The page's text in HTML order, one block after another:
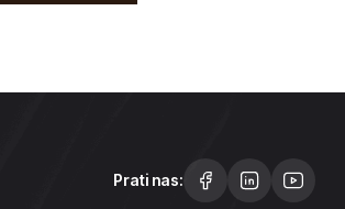
Prati nas: